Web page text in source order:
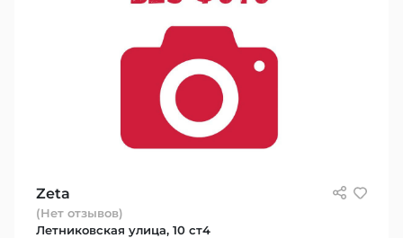
Zeta
(Нет отзывов)
Летниковская улица, 10 ст4